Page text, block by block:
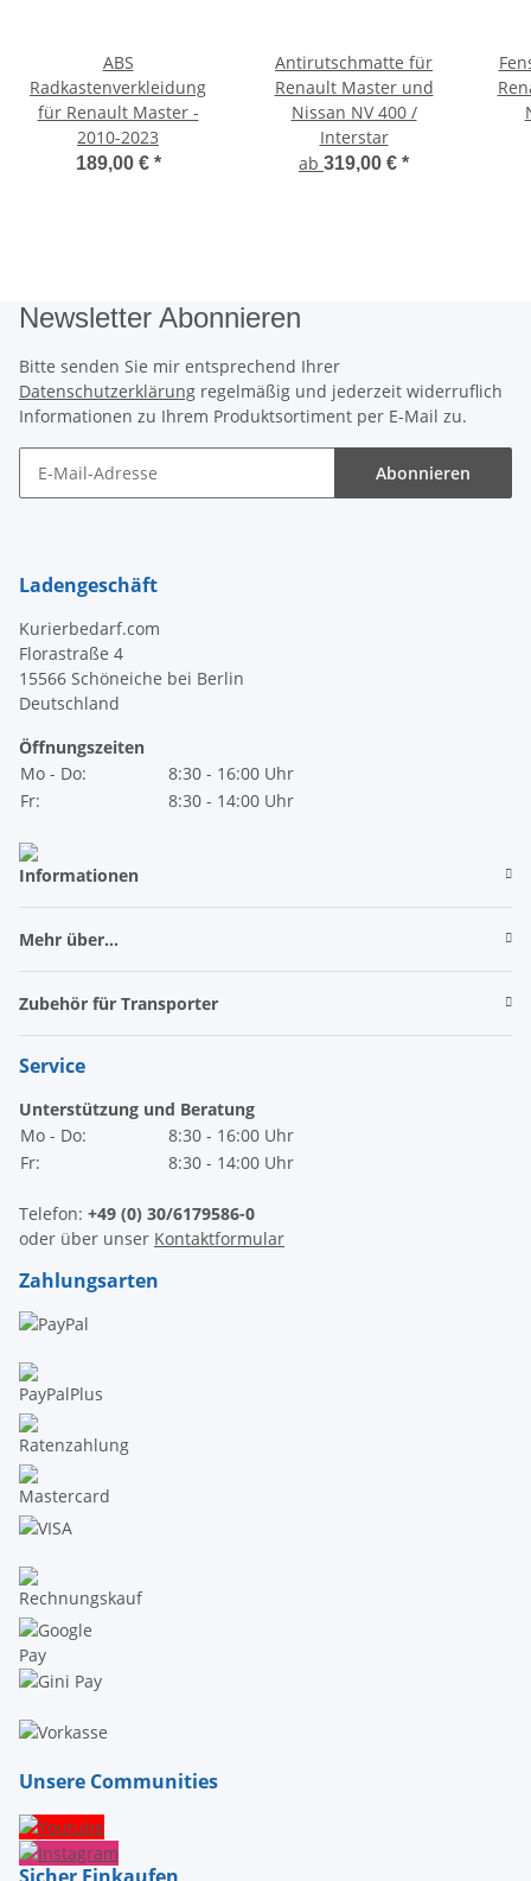
ABS
Radkastenverkleidung
für Renault Master -
2010-2023
189,00 € *
Antirutschmatte für
Renault Master und
Nissan NV 400 /
Interstar
ab 319,00 € *
Newsletter Abonnieren
Bitte senden Sie mir entsprechend Ihrer
Datenschutzerklärung regelmäßig und jederzeit widerruflich
Informationen zu Ihrem Produktsortiment per E-Mail zu.
Abonnieren
Ladengeschäft
Kurierbedarf.com
Florastraße 4
15566 Schöneiche bei Berlin
Deutschland
Öffnungszeiten
Mo - Do:
8:30 - 16:00 Uhr
Fr:
8:30 - 14:00 Uhr
Informationen
Mehr über...
Zubehör für Transporter
Service
Unterstützung und Beratung
Mo - Do:
8:30 - 16:00 Uhr
Fr:
8:30 - 14:00 Uhr
Telefon: +49 (0) 30/6179586-0
oder über unser Kontaktformular
Zahlungsarten
Unsere Communities